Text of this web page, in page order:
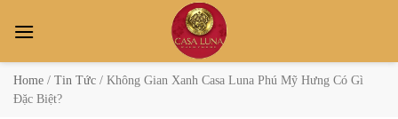
qua
dungHome / Tin Tức / Không Gian Xanh Casa Luna Phú Mỹ Hưng Có Gì
Đặc Biệt?